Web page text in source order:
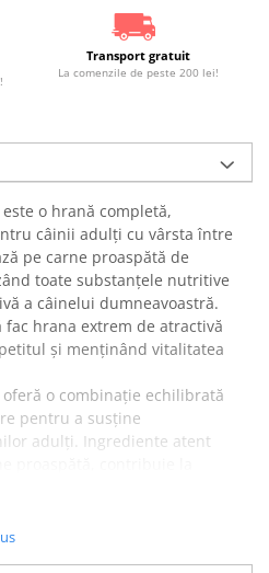
Transport gratuit
La comenzile de peste 200 lei!
o hrană completă,
câinii adulți cu vârsta între
pe carne proaspătă de
toate substanțele nutritive
a câinelui dumneavoastră.
hrana extrem de atractivă
și menținând vitalitatea
o combinație echilibrată
pentru a susține
adulți. Ingrediente atent
masei musculare.
complet de vitamine și